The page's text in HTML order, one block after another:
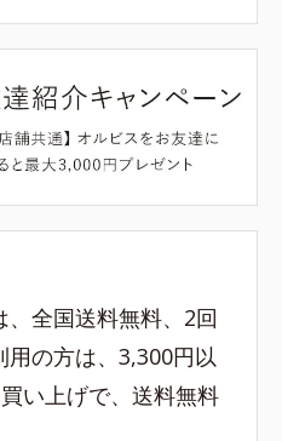
、全国送料無料、2回
用の方は、3,300円以
い上げで、送料無料